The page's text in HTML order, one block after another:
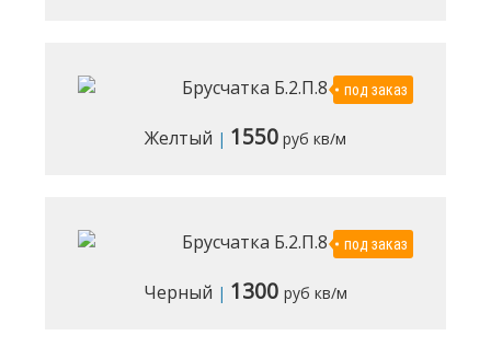
под заказ
Желтый | 1550 руб кв/м
под заказ
Черный | 1300 руб кв/м